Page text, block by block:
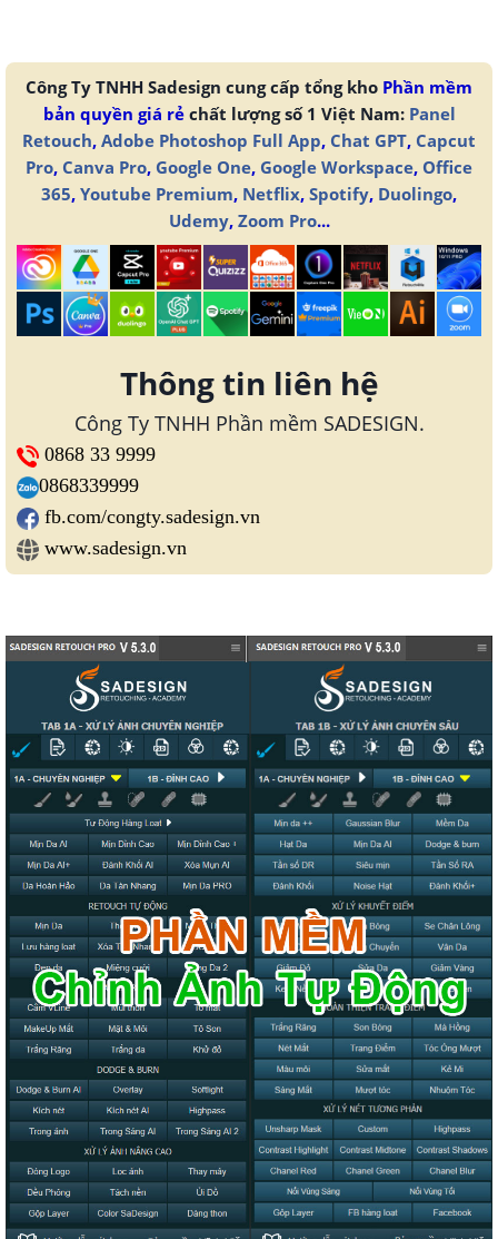
Công Ty TNHH Sadesign cung cấp tổng kho Phần mềm
bản quyền giá rẻchất lượng số 1 Việt Nam: Panel
Retouch, Adobe Photoshop Full App, Chat GPT, Capcut
Pro, Canva Pro, Google One, Google Workspace, Office
365, Youtube Premium, Netflix, Spotify, Duolingo,
Udemy, Zoom Pro...
Thông tin liên hệ
Công Ty TNHH Phần mềm SADESIGN.
0868 33 9999
0868339999
fb.com/congty.sadesign.vn
www.sadesign.vn